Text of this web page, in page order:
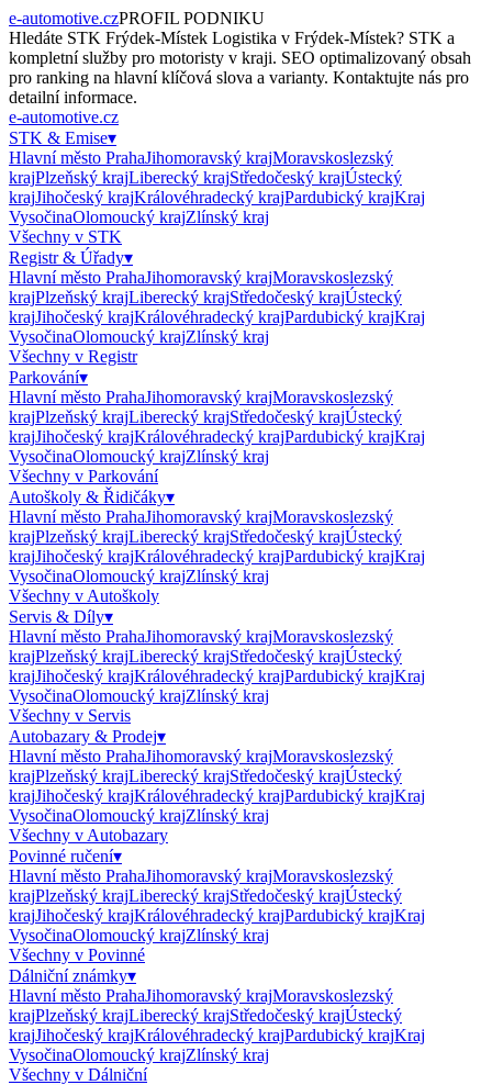
e-automotive.czPROFIL PODNIKU
Hledáte STK Frýdek-Místek Logistika v Frýdek-Místek? STK a
kompletní služby pro motoristy v kraji. SEO optimalizovaný obsah
pro ranking na hlavní klíčová slova a varianty. Kontaktujte nás pro
detailní informace.
e-automotive.cz
STK & Emise▾
Hlavní město PrahaJihomoravský krajMoravskoslezský
krajPlzeňský krajLiberecký krajStředočeský krajÚstecký
krajJihočeský krajKrálovéhradecký krajPardubický krajKraj
VysočinaOlomoucký krajZlínský kraj
Všechny v STK
Registr & Úřady▾
Hlavní město PrahaJihomoravský krajMoravskoslezský
krajPlzeňský krajLiberecký krajStředočeský krajÚstecký
krajJihočeský krajKrálovéhradecký krajPardubický krajKraj
VysočinaOlomoucký krajZlínský kraj
Všechny v Registr
Parkování▾
Hlavní město PrahaJihomoravský krajMoravskoslezský
krajPlzeňský krajLiberecký krajStředočeský krajÚstecký
krajJihočeský krajKrálovéhradecký krajPardubický krajKraj
VysočinaOlomoucký krajZlínský kraj
Všechny v Parkování
Autoškoly & Řidičáky▾
Hlavní město PrahaJihomoravský krajMoravskoslezský
krajPlzeňský krajLiberecký krajStředočeský krajÚstecký
krajJihočeský krajKrálovéhradecký krajPardubický krajKraj
VysočinaOlomoucký krajZlínský kraj
Všechny v Autoškoly
Servis & Díly▾
Hlavní město PrahaJihomoravský krajMoravskoslezský
krajPlzeňský krajLiberecký krajStředočeský krajÚstecký
krajJihočeský krajKrálovéhradecký krajPardubický krajKraj
VysočinaOlomoucký krajZlínský kraj
Všechny v Servis
Autobazary & Prodej▾
Hlavní město PrahaJihomoravský krajMoravskoslezský
krajPlzeňský krajLiberecký krajStředočeský krajÚstecký
krajJihočeský krajKrálovéhradecký krajPardubický krajKraj
VysočinaOlomoucký krajZlínský kraj
Všechny v Autobazary
Povinné ručení▾
Hlavní město PrahaJihomoravský krajMoravskoslezský
krajPlzeňský krajLiberecký krajStředočeský krajÚstecký
krajJihočeský krajKrálovéhradecký krajPardubický krajKraj
VysočinaOlomoucký krajZlínský kraj
Všechny v Povinné
Dálniční známky▾
Hlavní město PrahaJihomoravský krajMoravskoslezský
krajPlzeňský krajLiberecký krajStředočeský krajÚstecký
krajJihočeský krajKrálovéhradecký krajPardubický krajKraj
VysočinaOlomoucký krajZlínský kraj
Všechny v Dálniční